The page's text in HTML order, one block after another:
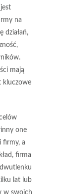
na
działań,
mają
kluczowe
one
firmy, a
firma
lat lub